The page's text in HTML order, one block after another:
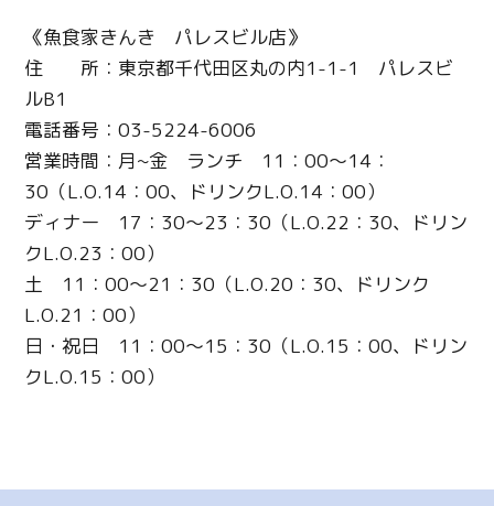
《魚食家きんき パレスビル店》
住 所：東京都千代田区丸の内1-1-1 パレスビ
ルB1
電話番号：03-5224-6006
営業時間：月~金 ランチ 11：00～14：
30（L.O.14：00、ドリンクL.O.14：00）
ディナー 17：30～23：30（L.O.22：30、ドリン
クL.O.23：00）
土 11：00～21：30（L.O.20：30、ドリンク
L.O.21：00）
日・祝日 11：00～15：30（L.O.15：00、ドリン
クL.O.15：00）